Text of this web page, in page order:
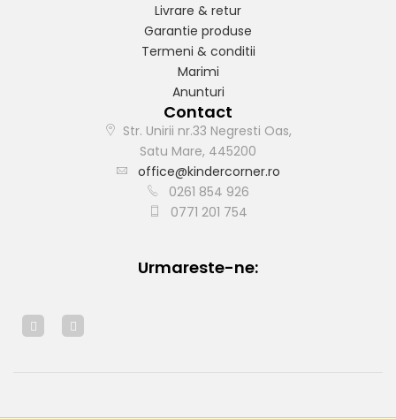
Livrare & retur
Garantie produse
Termeni & conditii
Marimi
Anunturi
Contact
Str. Unirii nr.33 Negresti Oas,
Satu Mare, 445200
office@kindercorner.ro
0261 854 926
0771 201 754
Urmareste-ne: